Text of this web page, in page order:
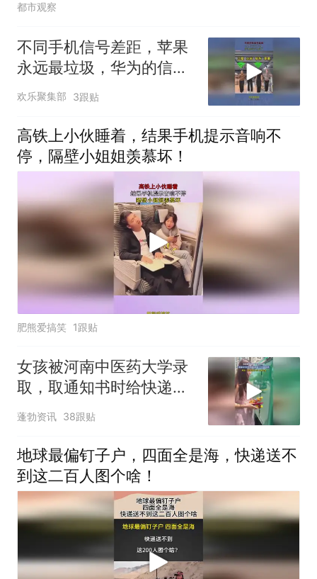
都市观察
不同手机信号差距，苹果
永远最垃圾，华为的信号
太强了！
欢乐聚集部 3跟贴
高铁上小伙睡着，结果手机提示音响不
停，隔壁小姐姐羡慕坏！
肥熊爱搞笑 1跟贴
女孩被河南中医药大学录
取，取通知书时给快递员
准备了红包和饮料，网
在线
蓬勃资讯 38跟贴
地球最偏钉子户，四面全是海，快递送不
到这二百人图个啥！